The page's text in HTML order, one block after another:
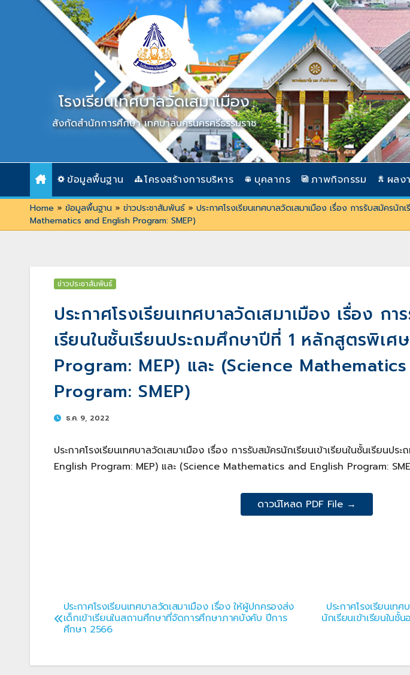
โรงเรียนเทศบาลวัดเสมาเมือง
สังกัดสำนักการศึกษา เทศบาลนครนครศรีธรรมราช
ข้อมูลพื้นฐาน โครงสร้างการบริหาร บุคลากร ภาพกิจกรรม ผลง
Home » ข้อมูลพื้นฐาน » ข่าวประชาสัมพันธ์» ประกาศโรงเรียนเทศบาลวัดเสมาเมือง เรื่อง การรับสมัครนั
Mathematics and English Program: SMEP)
ข่าวประชาสัมพันธ์
ประกาศโรงเรียนเทศบาลวัดเสมาเมือง เรื่อง กา
เรียนในชั้นเรียนประถมศึกษาปีที่ 1 หลักสูตรพิเ
Program: MEP) และ (Science
Program: SMEP)
ธ.ค. 9, 2022
ประกาศโรงเรียนเทศบาลวัดเสมาเมือง เรื่อง การรับสมัครนักเรียนเข้าเรียนในชั้นเรียนป
English Program: MEP) และ (Science Mathematics and English Program:
ดาวน์โหลด PDF File →
แนะแนว
เรื่อง
ประกาศโรงเรียนเท
นักเรียนเข้าเรียนใน
ประกาศโรงเรียนเทศบาลวัดเสมาเมือง เรื่อง ให้ผู้ปกครองส่ง
เด็กเข้าเรียนในสถานศึกษาที่จัดการศึกษาภาคบังคับ ปีการ
ศึกษา 2566